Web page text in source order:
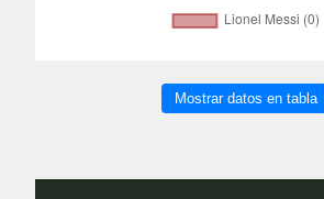
Mostrar datos en tabla